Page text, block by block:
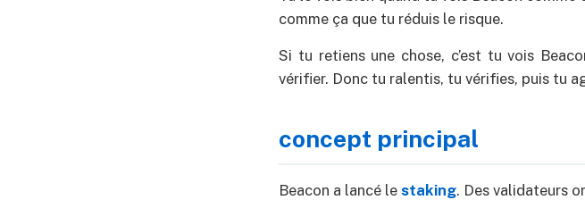
comme ça que tu réduis le risque.
Si tu retiens une chose, c’est tu vois
vérifier. Donc tu ralentis, tu vérifies, puis tu
concept principal
Beacon a lancé le staking. Des validateurs